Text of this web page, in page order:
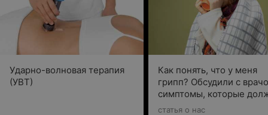
Ударно-волновая терапия
(УВТ)
Как понять, что у меня
грипп? Обсудили с
симптомы, которые
насторожить
статья о нас